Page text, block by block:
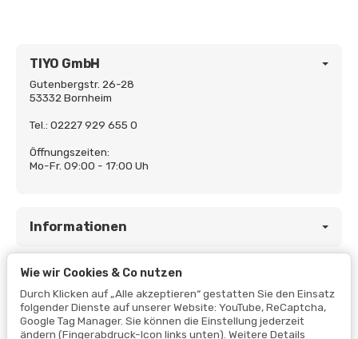
TIYO GmbH
Gutenbergstr. 26-28
53332 Bornheim
Tel.: 02227 929 655 0
Öffnungszeiten:
Mo-Fr. 09:00 - 17:00 Uh
Informationen
Gesetzliche Informationen
Wie wir Cookies & Co nutzen
Durch Klicken auf „Alle akzeptieren“ gestatten Sie den Einsatz
folgender Dienste auf unserer Website: YouTube, ReCaptcha,
Google Tag Manager. Sie können die Einstellung jederzeit
ändern (Fingerabdruck-Icon links unten). Weitere Details